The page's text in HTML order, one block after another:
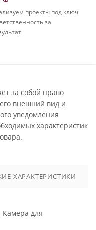
проекты под ключ
за
за собой право
внешний вид и
уведомления
характеристик
ХАРАКТЕРИСТИКИ
Камера для